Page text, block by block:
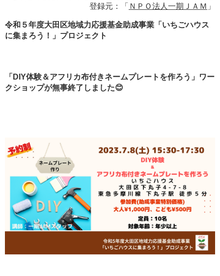
登録元：「 ＮＰＯ法人一期ＪＡＭ 」
令和５年度大田区地域力応援基金助成事業「いちごハウス
に集まろう！」プロジェクト
「DIY体験＆アフリカ布付きネームプレートを作ろう」ワー
クショップが無事終了しました😊